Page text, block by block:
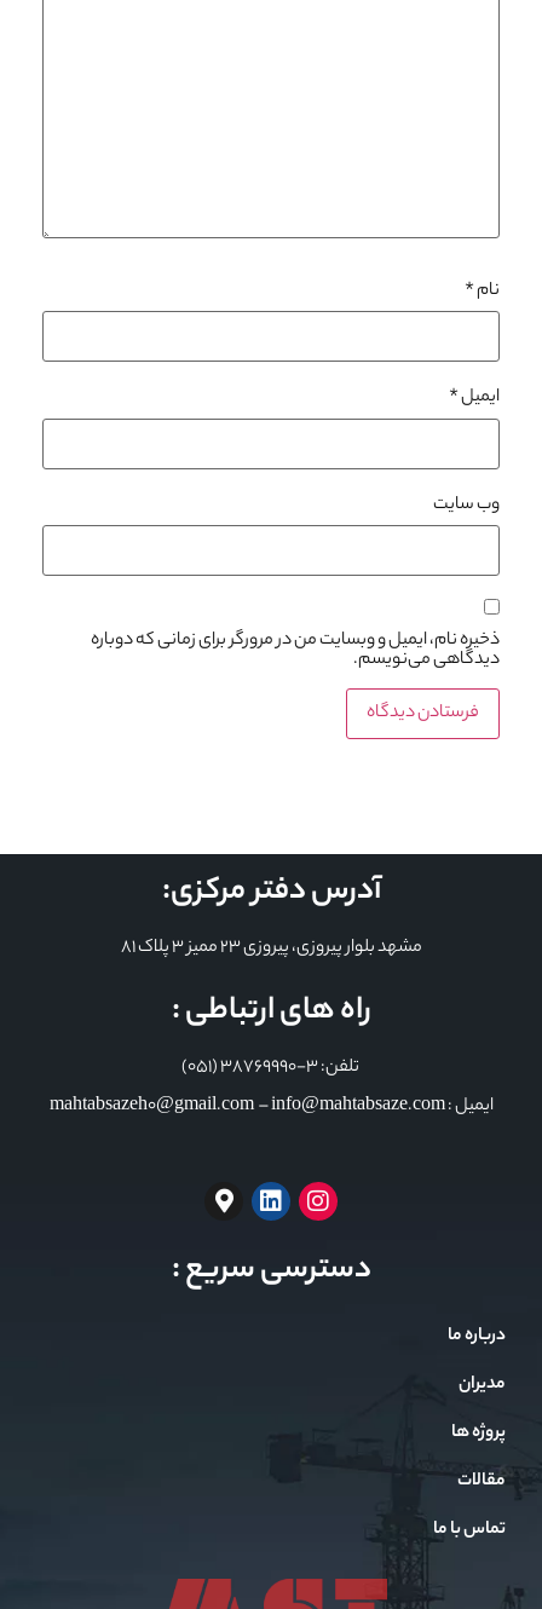
نام*
ایمیل*
وب‌ سایت
ذخیره نام، ایمیل و وبسایت من در مرورگر برای زمانی که دوباره
دیدگاهی می‌نویسم.
آدرس دفتر مرکزی:
مشهد بلوار پیروزی، پیروزی 23 ممیز 3 پلاک 81
راه های ارتباطی :
تلفن: 3-38769990 (051)
ایمیل : mahtabsazeh0@gmail.com – info@mahtabsaze.com
دسترسی سریع :
درباره ما
مدیران
پروژه ها
مقالات
تماس با ما